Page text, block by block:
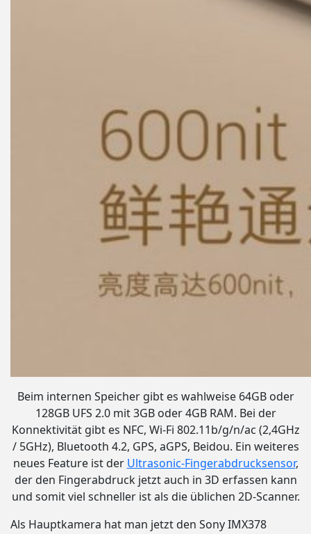
Beim internen Speicher gibt es wahlweise 64GB oder
128GB UFS 2.0 mit 3GB oder 4GB RAM. Bei der
Konnektivität gibt es NFC, Wi-Fi 802.11b/g/n/ac (2,4GHz
/ 5GHz), Bluetooth 4.2, GPS, aGPS, Beidou. Ein weiteres
neues Feature ist der Ultrasonic-Fingerabdrucksensor,
der den Fingerabdruck jetzt auch in 3D erfassen kann
und somit viel schneller ist als die üblichen 2D-Scanner.
Als Hauptkamera hat man jetzt den Sony IMX378